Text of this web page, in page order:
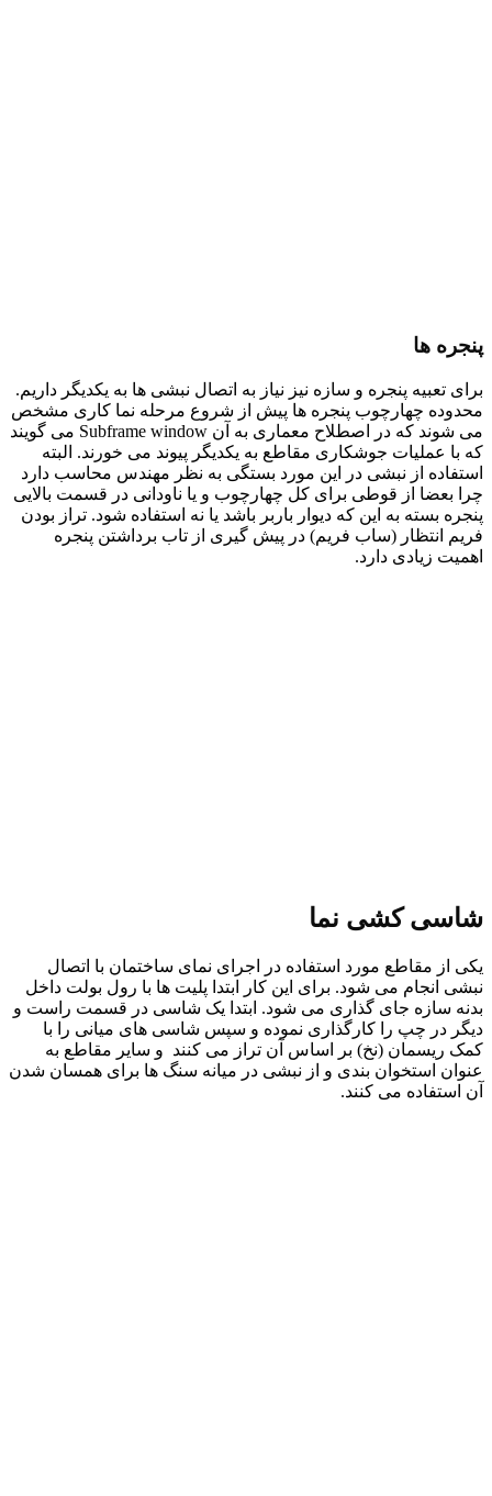
پنجره ها
برای تعبیه پنجره و سازه نیز نیاز به اتصال نبشی ها به یکدیگر داریم.
محدوده چهارچوب پنجره ها پیش از شروع مرحله نما کاری مشخص
می شوند که در اصطلاح معماری به آن Subframe window می گویند
که با عملیات جوشکاری مقاطع به یکدیگر پیوند می خورند. البته
استفاده از نبشی در این مورد بستگی به نظر مهندس محاسب دارد
چرا بعضا از قوطی برای کل چهارچوب و یا ناودانی در قسمت بالایی
پنجره بسته به این که دیوار باربر باشد یا نه استفاده شود. تراز بودن
فریم انتظار (ساب فریم) در پیش گیری از تاب برداشتن پنجره
اهمیت زیادی دارد.
شاسی کشی نما
یکی از مقاطع مورد استفاده در اجرای نمای ساختمان با اتصال
نبشی انجام می شود. برای این کار ابتدا پلیت ها با رول بولت داخل
بدنه سازه جای گذاری می شود. ابتدا یک شاسی در قسمت راست و
دیگر در چپ را کارگذاری نموده و سپس شاسی های میانی را با
کمک ریسمان (نخ) بر اساس آن تراز می کنند و سایر مقاطع به
عنوان استخوان بندی و از نبشی در میانه سنگ ها برای همسان شدن
آن استفاده می کنند.